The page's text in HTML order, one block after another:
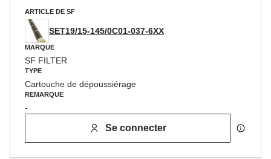
ARTICLE DE SF
SET19/15-145/0C01-037-6XX
MARQUE
SF FILTER
TYPE
Cartouche de dépoussiérage
REMARQUE
-
Se connecter